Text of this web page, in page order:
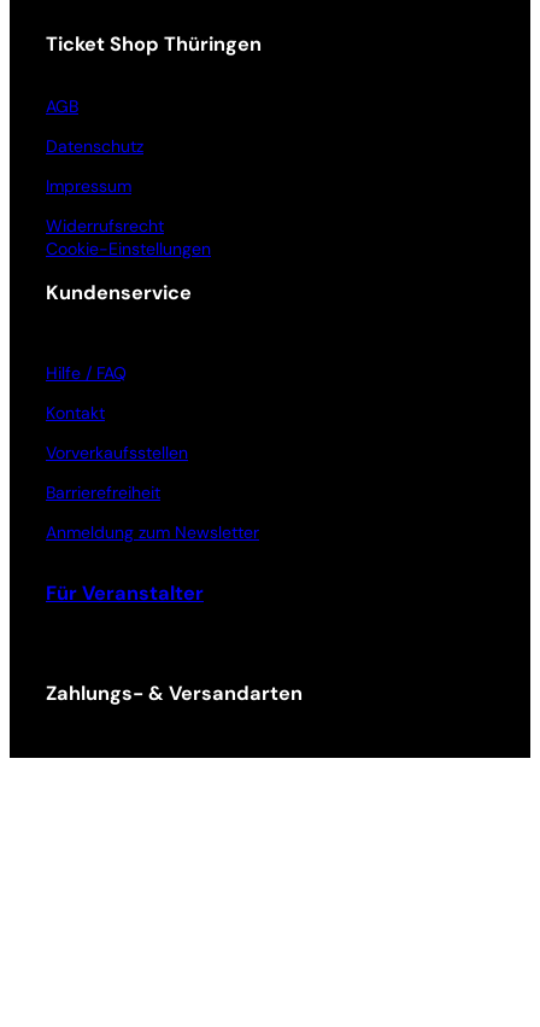
Ticket Shop Thüringen
AGB
Datenschutz
Impressum
Widerrufsrecht
Cookie-Einstellungen
Kundenservice
Hilfe / FAQ
Kontakt
Vorverkaufsstellen
Barrierefreiheit
Anmeldung zum Newsletter
Für Veranstalter
Zahlungs- & Versandarten